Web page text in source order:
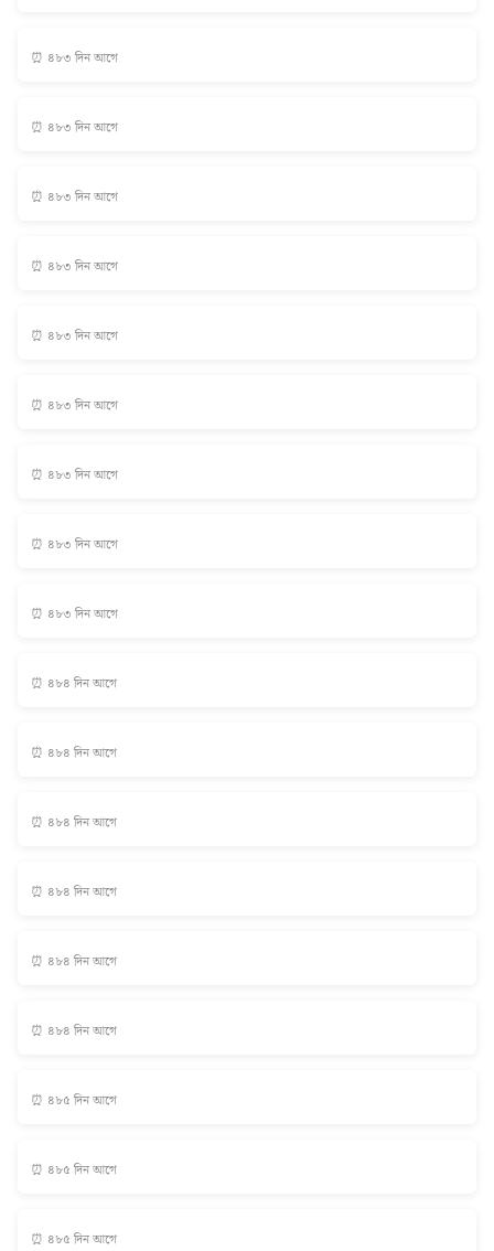
⏰ ৪৮৩ দিন আগে
⏰ ৪৮৩ দিন আগে
⏰ ৪৮৩ দিন আগে
⏰ ৪৮৩ দিন আগে
⏰ ৪৮৩ দিন আগে
⏰ ৪৮৩ দিন আগে
⏰ ৪৮৩ দিন আগে
⏰ ৪৮৩ দিন আগে
⏰ ৪৮৩ দিন আগে
⏰ ৪৮৪ দিন আগে
⏰ ৪৮৪ দিন আগে
⏰ ৪৮৪ দিন আগে
⏰ ৪৮৪ দিন আগে
⏰ ৪৮৪ দিন আগে
⏰ ৪৮৪ দিন আগে
⏰ ৪৮৫ দিন আগে
⏰ ৪৮৫ দিন আগে
⏰ ৪৮৫ দিন আগে